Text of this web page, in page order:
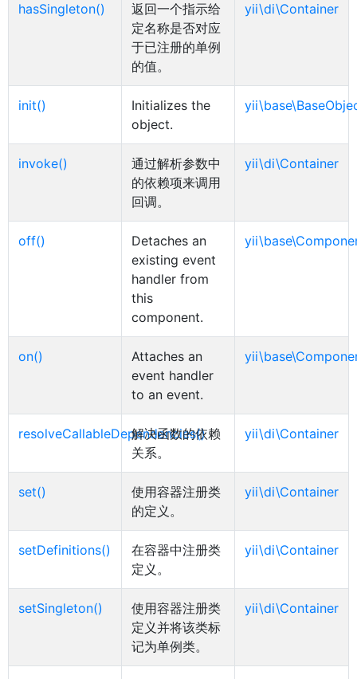
hasSingleton()
返回一个指示给
定名称是否对应
于已注册的单例
的值。
yii\di\Container
init()
Initializes the
object.
invoke()
通过解析参数中
的依赖项来调用
回调。
yii\di\Container
off()
Detaches an
existing event
handler from
this
component.
on()
Attaches an
event handler
to an event.
resolveCallableDependencies()
解决函数的依赖
关系。
yii\di\Container
set()
使用容器注册类
的定义。
yii\di\Container
setDefinitions()
在容器中注册类
定义。
yii\di\Container
setSingleton()
使用容器注册类
定义并将该类标
记为单例类。
yii\di\Container